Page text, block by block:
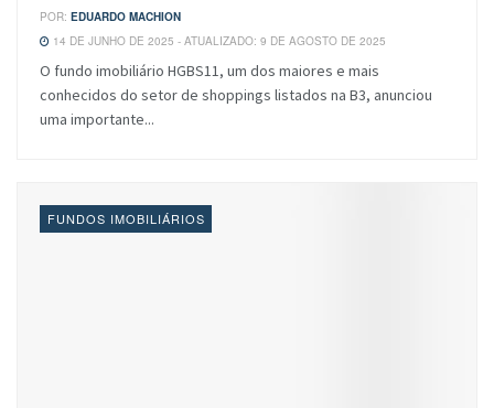
POR: EDUARDO MACHION
14 DE JUNHO DE 2025 - ATUALIZADO: 9 DE AGOSTO DE 2025
O fundo imobiliário HGBS11, um dos maiores e mais
conhecidos do setor de shoppings listados na B3, anunciou
uma importante...
FUNDOS IMOBILIÁRIOS